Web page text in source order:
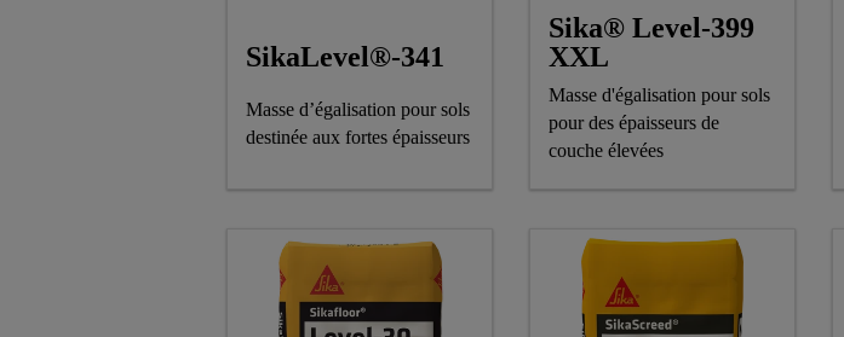
SikaLevel®-341
Masse d’égalisation pour sols
destinée aux fortes épaisseurs
Sika® Level-399
XXL
Masse d'égalisation pour sols
pour des épaisseurs de
couche élevées